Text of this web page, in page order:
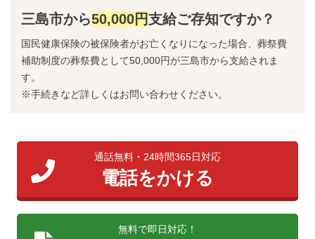
三島市から50,000円支給ご存知ですか？
国民健康保険の被保険者がお亡くなりになった場合、葬祭費
補助制度の葬祭費として50,000円が三島市から支給されま
す。
※手続きなど詳しくはお問い合わせください。
通話無料・24時間365日対応
電話をかける
無料で即日対応！